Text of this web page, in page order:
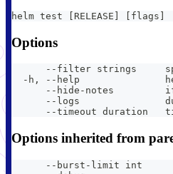
helm test [RELEASE] [flags]
Options
--filter strings
-h, --help
--hide-notes
--logs
--timeout duration
Options inherited from
--burst-limit int